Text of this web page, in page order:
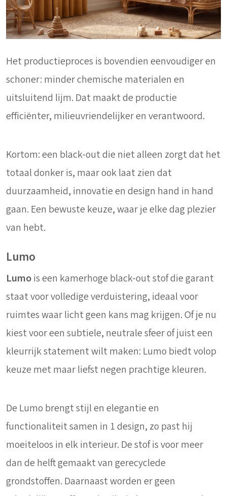
Het productieproces is bovendien eenvoudiger en
schoner: minder chemische materialen en
uitsluitend lijm. Dat maakt de productie
efficiënter, milieuvriendelijker en verantwoord.
Kortom: een black-out die niet alleen zorgt dat het
totaal donker is, maar ook laat zien dat
duurzaamheid, innovatie en design hand in hand
gaan. Een bewuste keuze, waar je elke dag plezier
van hebt.
Lumo
Lumois een kamerhoge black-out stof die garant
staat voor volledige verduistering, ideaal voor
ruimtes waar licht geen kans mag krijgen. Of je nu
kiest voor een subtiele, neutrale sfeer of juist een
kleurrijk statement wilt maken: Lumo biedt volop
keuze met maar liefst negen prachtige kleuren.
De Lumo brengt stijl en elegantie en
functionaliteit samen in 1 design, zo past hij
moeiteloos in elk interieur. De stof is voor meer
dan de helft gemaakt van gerecyclede
grondstoffen. Daarnaast worden er geen